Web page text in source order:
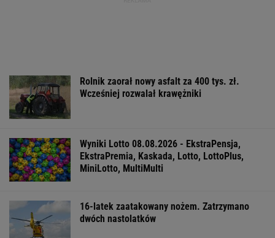
Rolnik zaorał nowy asfalt za 400 tys. zł.
Wcześniej rozwalał krawężniki
Wyniki Lotto 08.08.2026 - EkstraPensja,
EkstraPremia, Kaskada, Lotto, LottoPlus,
MiniLotto, MultiMulti
16-latek zaatakowany nożem. Zatrzymano
dwóch nastolatków